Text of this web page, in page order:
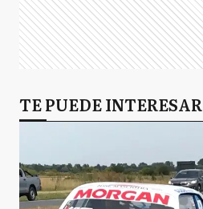
TE PUEDE INTERESAR